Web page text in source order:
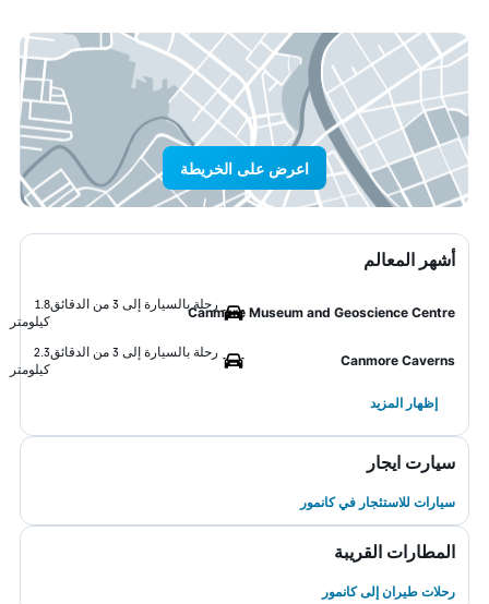
اعرض على الخريطة
أشهر المعالم
Canmore Museum and Geoscience Centre
رحلة بالسيارة إلى 3 من الدقائق
1.8
كيلومتر
Canmore Caverns
رحلة بالسيارة إلى 3 من الدقائق
2.3
كيلومتر
إظهار المزيد
سيارت ايجار
سيارات للاستئجار في كانمور
المطارات القريبة
رحلات طيران إلى كانمور